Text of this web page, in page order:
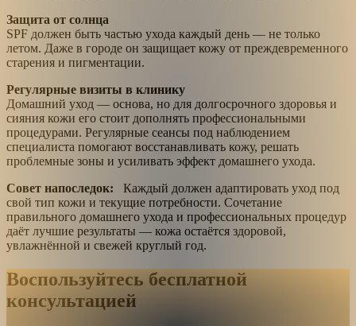
Защита от солнца
SPF должен быть частью ухода каждый день — не только
летом. Даже в городе он защищает кожу от преждевременного
старения и пигментации.
Регулярные визиты в клинику
Домашний уход — основа, но для долгосрочного здоровья и
сияния кожи его стоит дополнять профессиональными
процедурами. Регулярные сеансы под наблюдением
специалиста помогают восстанавливать кожу, решать
проблемные зоны и усиливать эффект домашнего ухода.
Совет напоследок:
Каждый должен адаптировать уход под
свой тип кожи и текущие потребности. Сочетание
правильного домашнего ухода и профессиональных процедур
даёт лучшие результаты — кожа остаётся здоровой,
увлажнённой и свежей круглый год.
Воспользуйтесь бесплатной
консультацией